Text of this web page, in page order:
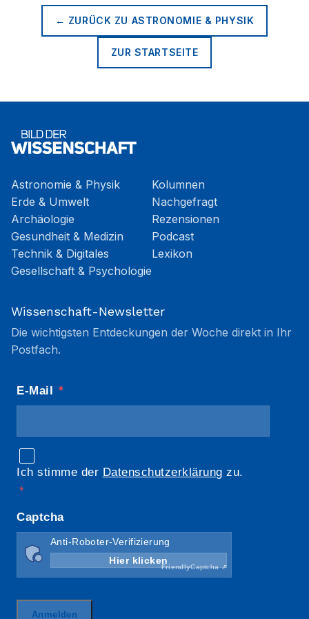
← ZURÜCK ZU ASTRONOMIE & PHYSIK
ZUR STARTSEITE
Astronomie & Physik
Erde & Umwelt
Archäologie
Gesundheit & Medizin
Technik & Digitales
Gesellschaft & Psychologie
Kolumnen
Nachgefragt
Rezensionen
Podcast
Lexikon
Wissenschaft-Newsletter
Die wichtigsten Entdeckungen der Woche direkt in Ihr
Postfach.